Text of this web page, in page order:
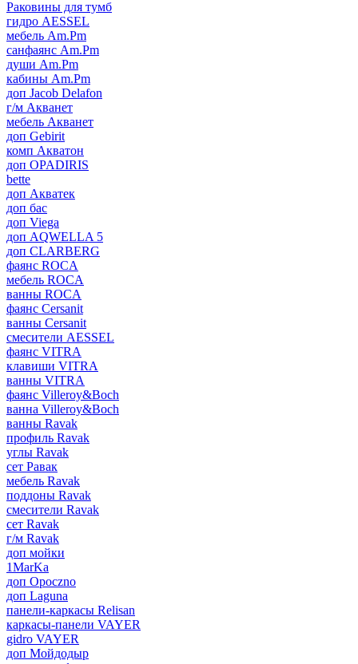
Раковины для тумб
гидро AESSEL
мебель Am.Pm
санфаянс Am.Pm
души Am.Pm
кабины Am.Pm
доп Jacob Delafon
г/м Акванет
мебель Акванет
доп Gebirit
комп Акватон
доп OPADIRIS
bette
доп Акватек
доп бас
доп Viega
доп AQWELLA 5
доп CLARBERG
фаянс ROCA
мебель ROCA
ванны ROCA
фаянс Cersanit
ванны Cersanit
смесители AESSEL
фаянс VITRA
клавиши VITRA
ванны VITRA
фаянс Villeroy&Boch
ванна Villeroy&Boch
ванны Ravak
профиль Ravak
углы Ravak
сет Равак
мебель Ravak
поддоны Ravak
смесители Ravak
сет Ravak
г/м Ravak
доп мойки
1MarKa
доп Opoczno
доп Laguna
панели-каркасы Relisan
каркасы-панели VAYER
gidro VAYER
доп Мойдодыр